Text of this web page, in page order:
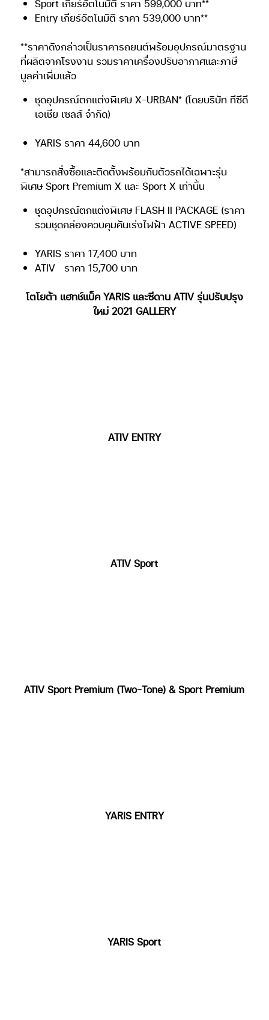
Sport เกียร์อัตโนมัติ ราคา 599,000 บาท**
Entry เกียร์อัตโนมัติ ราคา 539,000 บาท**
**ราคาดังกล่าวเป็นราคารถยนต์พร้อมอุปกรณ์มาตรฐาน
ที่ผลิตจากโรงงาน รวมราคาเครื่องปรับอากาศและภาษี
มูลค่าเพิ่มแล้ว
ชุดอุปกรณ์ตกแต่งพิเศษ X-URBAN* (โดยบริษัท ทีซีดี
เอเชีย เซลส์ จำกัด)
YARIS ราคา 44,600 บาท
*สามารถสั่งซื้อและติดตั้งพร้อมกับตัวรถได้เฉพาะรุ่น
พิเศษ Sport Premium X และ Sport X เท่านั้น
ชุดอุปกรณ์ตกแต่งพิเศษ FLASH II PACKAGE (ราคา
รวมชุดกล่องควบคุมคันเร่งไฟฟ้า ACTIVE SPEED)
YARIS ราคา 17,400 บาท
ATIV
ราคา 15,700 บาท
โตโยต้า แฮทช์แบ็ค YARIS และซีดาน ATIV รุ่นปรับปรุง
ใหม่ 2021 GALLERY
ATIV ENTRY
ATIV Sport
ATIV Sport Premium (Two-Tone) & Sport Premium
YARIS ENTRY
YARIS Sport